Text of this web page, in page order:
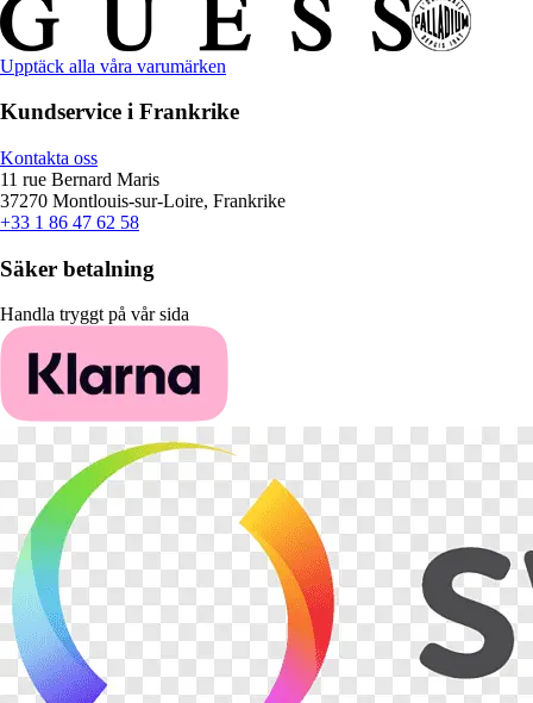
Upptäck alla våra varumärken
Kundservice i Frankrike
Kontakta oss
11 rue Bernard Maris
37270 Montlouis-sur-Loire, Frankrike
+33 1 86 47 62 58
Säker betalning
Handla tryggt på vår sida